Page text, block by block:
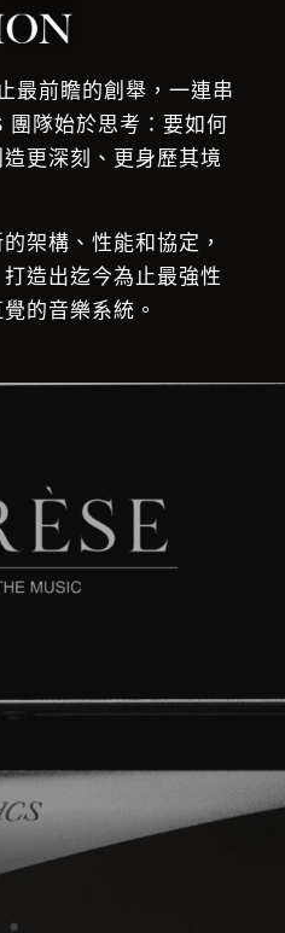
最前瞻的創舉，一連串
團隊始於思考：要如何
更深刻、更身歷其境
架構、性能和協定，
造出迄今為止最強性
的音樂系統。